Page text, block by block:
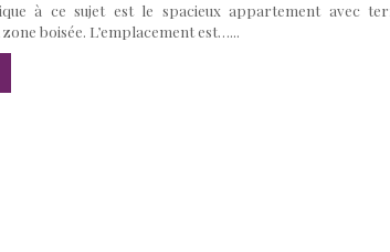
à ce sujet est le spacieux appartement avec
boisée. L’emplacement est…...